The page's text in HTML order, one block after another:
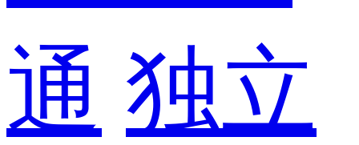
通 独立